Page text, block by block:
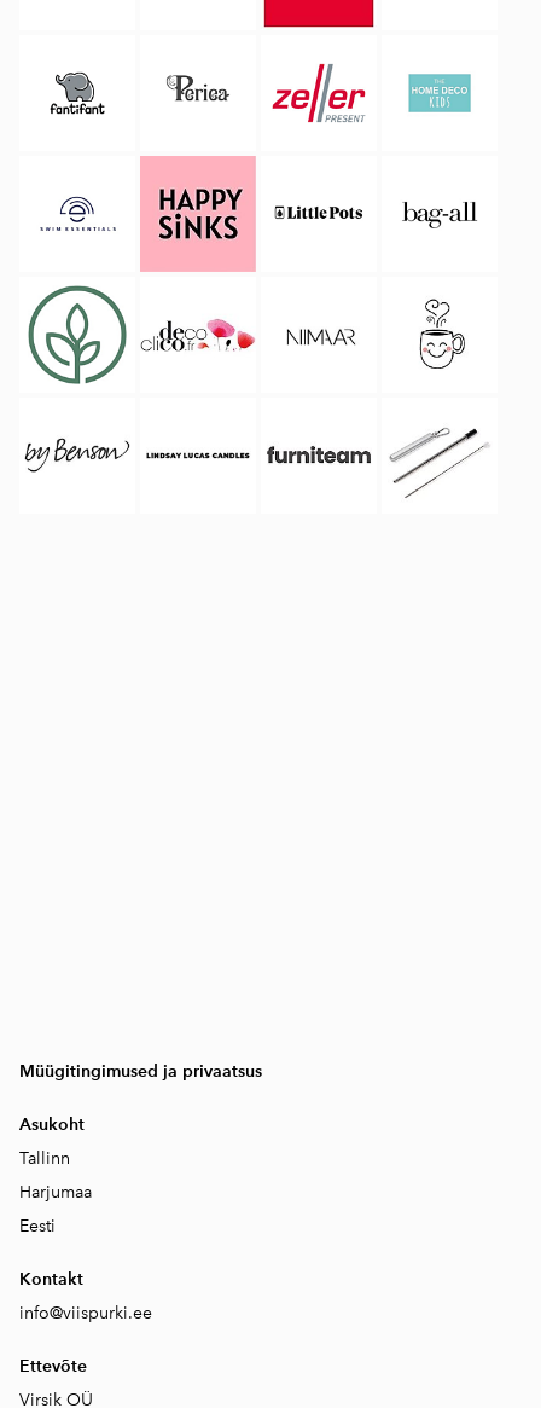
Müügitingimused ja privaatsus
Asukoht
Tallinn
Harjumaa
Eesti
Kontakt
info@viispurki.ee
Ettevõte
Virsik OÜ